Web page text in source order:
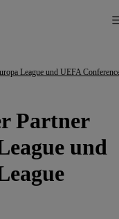
League und UEFA
Partner
und